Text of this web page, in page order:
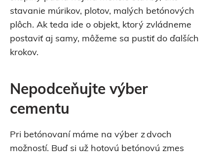
stavanie múrikov, plotov, malých betónových
plôch. Ak teda ide o objekt, ktorý zvládneme
postaviť aj samy, môžeme sa pustiť do ďalších
krokov.
Nepodceňujte výber
cementu
Pri betónovaní máme na výber z dvoch
možností. Buď si už hotovú betónovú zmes